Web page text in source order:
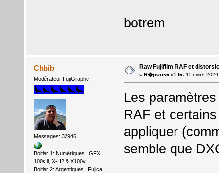
botrem
Chbib
Modérateur FujiGraphe
Messages: 32946
Boitier 1: Numériques : GFX
100s ii, X-H2 & X100v
Boitier 2: Argentiques : Fujica
Raw Fujifilm RAF et
« R�ponse #1 le: 11 mars
Les
RAF et
appliquer
semble que